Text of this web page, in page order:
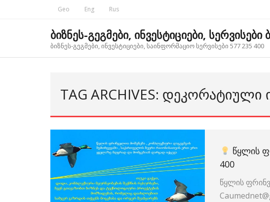
Geo Eng Rus
ბიზნეს-გეგმები, ინვესტიციები, სერვისები
ბიზნეს-გეგმები, ინვესტიციები, საინფორმაციო სერვისები 577 235 400
TAG ARCHIVES: ᲓᲔᲙᲝᲠᲐᲢᲘᲣᲚᲘ
ᲬᲧᲚᲘᲡ
400
წყლის